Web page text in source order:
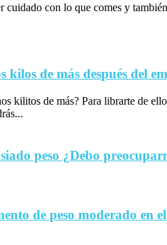
cuidado con lo que comes y
kilos de más después del
kilitos de más? Para librarte de
peso ¿Debo
de peso moderado en